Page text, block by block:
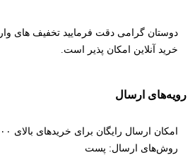
دوستان گرامی دقت فرمایید تخفیف های
خرید آنلاین امکان پذیر است.
رویه‌های ارسال
امکان ارسال رایگان برای خریدهای بالای ۱۰٫۰۰۰٫۰۰۰ تومان
روش‌های ارسال: پست